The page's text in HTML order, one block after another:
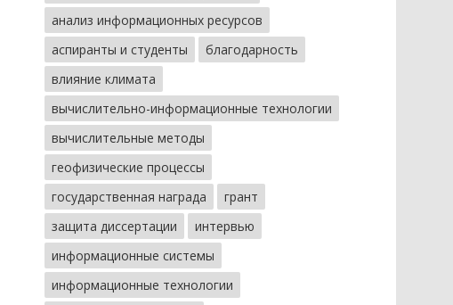
анализ информационных ресурсов
аспиранты и студенты
благодарность
влияние климата
вычислительно-информационные технологии
вычислительные методы
геофизические процессы
государственная награда
грант
защита диссертации
интервью
информационные системы
информационные технологии